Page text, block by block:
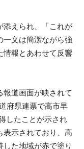
添えられ、「これが
一文は簡潔ながら強
情報とあわせて反響
道画面が映されて
府県連票で高市早
したことが示され
表示されており、高
た地域が赤で塗り